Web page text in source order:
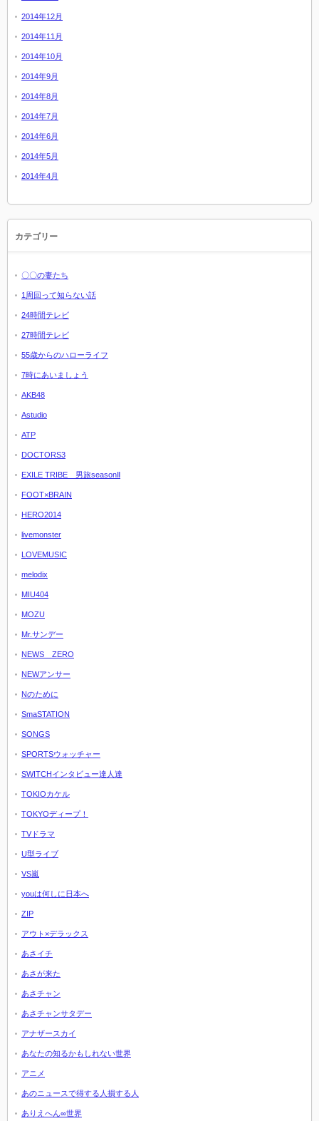
2014年12月
2014年11月
2014年10月
2014年9月
2014年8月
2014年7月
2014年6月
2014年5月
2014年4月
カテゴリー
〇〇の妻たち
1周回って知らない話
24時間テレビ
27時間テレビ
55歳からのハローライフ
7時にあいましょう
AKB48
Astudio
ATP
DOCTORS3
EXILE TRIBE 男旅seasonⅡ
FOOT×BRAIN
HERO2014
livemonster
LOVEMUSIC
melodix
MIU404
MOZU
Mr.サンデー
NEWS ZERO
NEWアンサー
Nのために
SmaSTATION
SONGS
SPORTSウォッチャー
SWITCHインタビュー達人達
TOKIOカケル
TOKYOディープ！
TVドラマ
U型ライブ
VS嵐
youは何しに日本へ
ZIP
アウト×デラックス
あさイチ
あさが来た
あさチャン
あさチャンサタデー
アナザースカイ
あなたの知るかもしれない世界
アニメ
あのニュースで得する人損する人
ありえへん∞世界